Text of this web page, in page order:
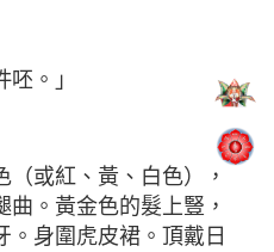
呸。」
（或紅、黃、白色），
。黃金色的髮上豎，
。身圍虎皮裙。頂戴日